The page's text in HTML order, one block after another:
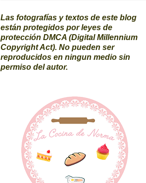
Las fotografías y textos de este blog
están protegidos por leyes de
protección DMCA (Digital Millennium
Copyright Act). No pueden ser
reproducidos en ningun medio sin
permiso del autor.